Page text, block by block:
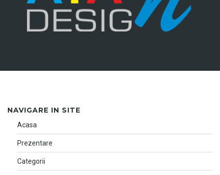
NAVIGARE IN SITE
Acasa
Prezentare
Categorii